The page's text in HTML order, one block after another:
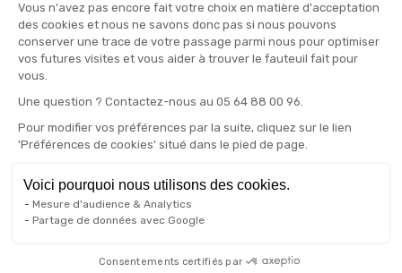
Vous n'avez pas encore fait votre choix en matière d'acceptation
des cookies et nous ne savons donc pas si nous pouvons
conserver une trace de votre passage parmi nous pour optimiser
vos futures visites et vous aider à trouver le fauteuil fait pour
vous.
Une question ? Contactez-nous au 05 64 88 00 96.
Pour modifier vos préférences par la suite, cliquez sur le lien
'Préférences de cookies' situé dans le pied de page.
Voici pourquoi nous utilisons des cookies.
Mesure d'audience & Analytics
Partage de données avec Google
Consentements certifiés par
Axeptio consent